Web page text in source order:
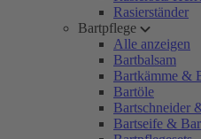
Rasierständer
Bartpflege
Alle anzeigen
Bartbalsam
Bartkämme &
Bartöle
Bartschneider
Bartseife &